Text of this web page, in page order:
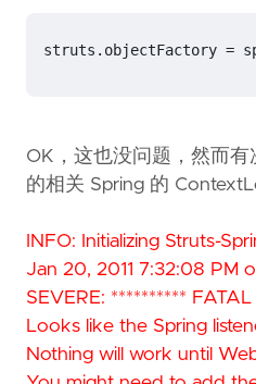
struts.objectFactory =
OK，这也没问题，然而
的相关 Spring 的
INFO: Initializing Struts-
Jan 20, 2011 7:32:08 PM
SEVERE: **********
Looks like the Spring
Nothing will work until